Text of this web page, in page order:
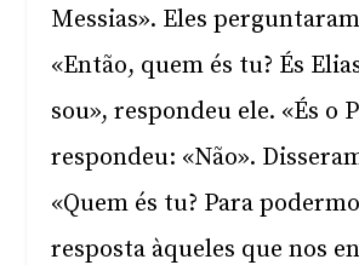
Messias». Eles
«Então, quem és tu? És
sou», respondeu ele. «És o
respondeu: «Não».
«Quem és tu? Para
resposta àqueles que nos